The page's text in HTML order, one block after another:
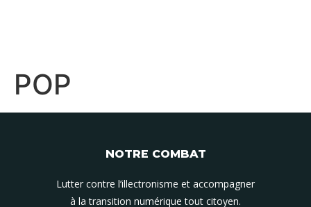
POP
NOTRE COMBAT
Lutter contre l’illectronisme et accompagner
à la transition numérique tout citoyen.